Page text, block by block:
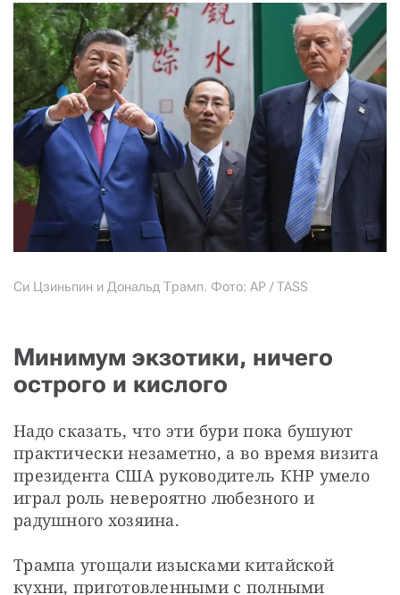
Си Цзиньпин и Дональд Трамп. Фото: AP / TASS
Минимум экзотики, ничего
острого и кислого
Надо сказать, что эти бури пока бушуют
практически незаметно, а во время визита
президента США руководитель КНР умело
играл роль невероятно любезного и
радушного хозяина.
Трампа угощали изысками китайской
кухни, приготовленными с полными